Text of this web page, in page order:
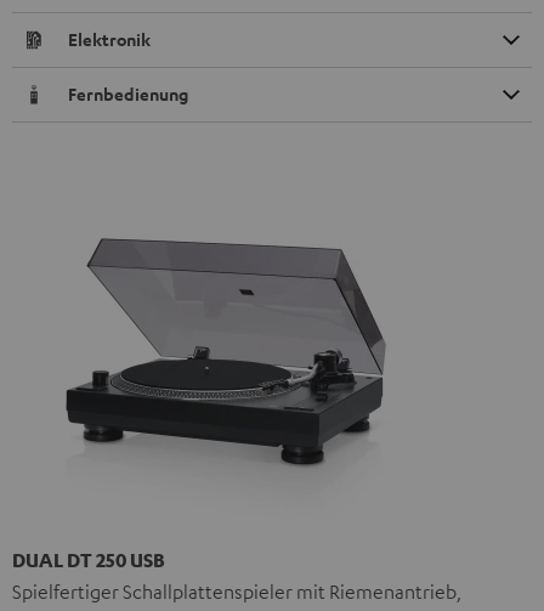
Elektronik
Fernbedienung
DUAL DT 250 USB
Spielfertiger Schallplattenspieler mit Riemenantrieb,